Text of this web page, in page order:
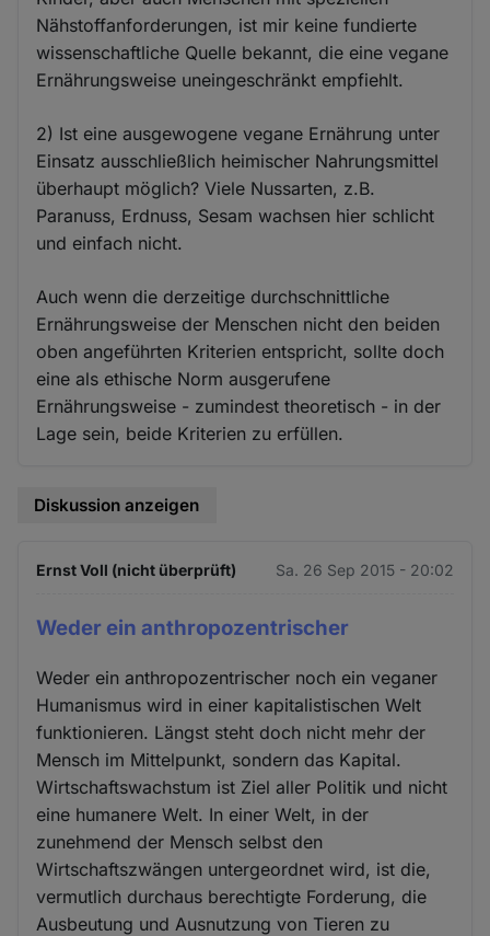
Nähstoffanforderungen, ist mir keine fundierte
wissenschaftliche Quelle bekannt, die eine vegane
Ernährungsweise uneingeschränkt empfiehlt.
2) Ist eine ausgewogene vegane Ernährung unter
Einsatz ausschließlich heimischer Nahrungsmittel
überhaupt möglich? Viele Nussarten, z.B.
Paranuss, Erdnuss, Sesam wachsen hier schlicht
und einfach nicht.
Auch wenn die derzeitige durchschnittliche
Ernährungsweise der Menschen nicht den beiden
oben angeführten Kriterien entspricht, sollte doch
eine als ethische Norm ausgerufene
Ernährungsweise - zumindest theoretisch - in der
Lage sein, beide Kriterien zu erfüllen.
Diskussion anzeigen
Ernst Voll (nicht überprüft) Sa. 26 Sep 2015 - 20:02
Weder ein anthropozentrischer
Weder ein anthropozentrischer noch ein veganer
Humanismus wird in einer kapitalistischen Welt
funktionieren. Längst steht doch nicht mehr der
Mensch im Mittelpunkt, sondern das Kapital.
Wirtschaftswachstum ist Ziel aller Politik und nicht
eine humanere Welt. In einer Welt, in der
zunehmend der Mensch selbst den
Wirtschaftszwängen untergeordnet wird, ist die,
vermutlich durchaus berechtigte Forderung, die
Ausbeutung und Ausnutzung von Tieren zu